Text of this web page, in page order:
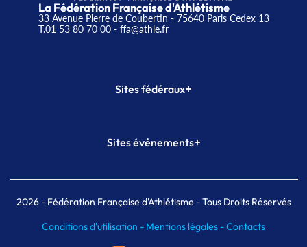
La Fédération Française d'Athlétisme
33 Avenue Pierre de Coubertin - 75640 Paris Cedex 13
T.01 53 80 70 00- ffa@athle.fr
Sites fédéraux+
Plateforme Formation
Sites événements+
Meeting de Paris indoor
MAIF Ekiden de Paris
2026- Fédération Française d'Athlétisme - Tous Droits Réservés
Conditions d'utilisation - Mentions légales -Contacts